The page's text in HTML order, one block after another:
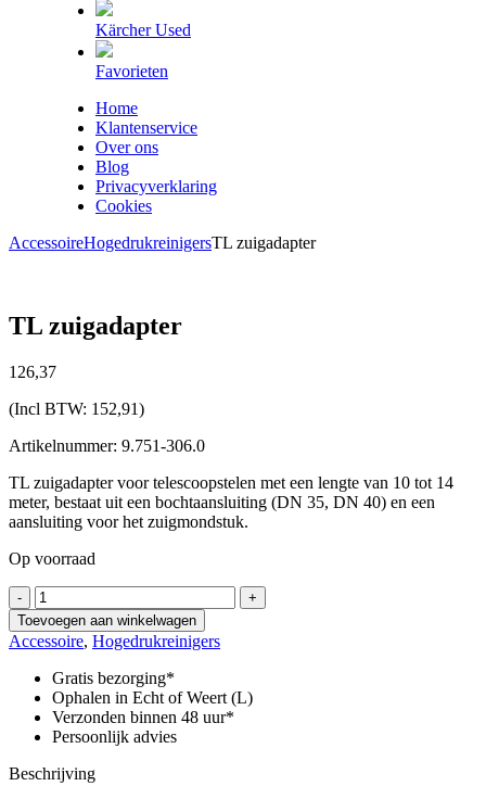
Kärcher Used
Favorieten
Home
Klantenservice
Over ons
Blog
Privacyverklaring
Cookies
AccessoireHogedrukreinigersTL zuigadapter
TL zuigadapter
126,37
(Incl BTW: 152,91)
Artikelnummer: 9.751-306.0
TL zuigadapter voor telescoopstelen met een lengte van 10 tot 14
meter, bestaat uit een bochtaansluiting (DN 35, DN 40) en een
aansluiting voor het zuigmondstuk.
Op voorraad
-
TL
zuigadapter
aantal
+
Toevoegen aan winkelwagen
Accessoire, Hogedrukreinigers
Gratis bezorging*
Ophalen in Echt of Weert (L)
Verzonden binnen 48 uur*
Persoonlijk advies
Beschrijving